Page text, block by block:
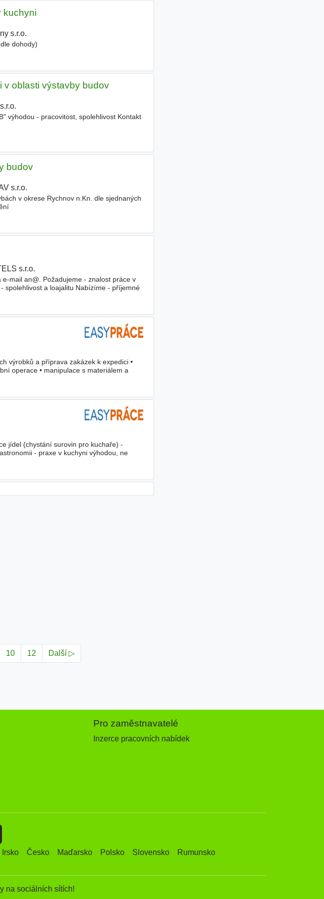
kuchyni
s.r.o.
dohody)
v oblasti výstavby budov
výhodou - pracovitost, spolehlivost Kontakt
budov
s.r.o.
v okrese Rychnov n.Kn. dle sjednaných
s.r.o.
mail an@. Požadujeme - znalost práce v
spolehlivost a loajalitu Nabízíme - příjemné
výrobků a příprava zakázek k expedici •
operace • manipulace s materiálem a
jídel (chystání surovin pro kuchaře) -
- praxe v kuchyni výhodou, ne
10 12 Další ▷
Pro zaměstnavatelé
Inzerce pracovních nabídek
Irsko Česko Maďarsko Polsko Slovensko Rumunsko
na sociálních sítích!